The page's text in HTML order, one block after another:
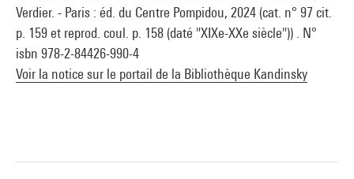
direction de Brigitte Leal, Paris, Centre Pompidou, 2007
Verdier. - Paris : éd. du Centre Pompidou, 2024 (cat. n° 97 cit.
p. 159 et reprod. coul. p. 158 (daté "XIXe-XXe siècle")) . N°
isbn 978-2-84426-990-4
Voir la notice sur le portail de la Bibliothèque Kandinsky